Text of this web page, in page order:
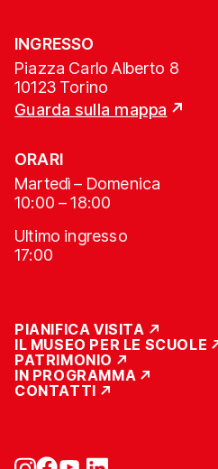
INGRESSO
Piazza Carlo Alberto 8
10123 Torino
Guarda sulla mappa
ORARI
Martedì – Domenica
10:00 – 18:00
Ultimo ingresso
17:00
PIANIFICA VISITA
IL MUSEO PER LE SCUOLE
PATRIMONIO
IN PROGRAMMA
CONTATTI